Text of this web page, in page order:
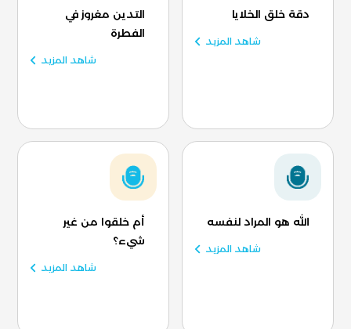
دقة خلق الخلايا
شاهد المزيد
التدين مغروز في
الفطرة
شاهد المزيد
الله هو المراد لنفسه
شاهد المزيد
أم خلقوا من غير
شيء؟
شاهد المزيد